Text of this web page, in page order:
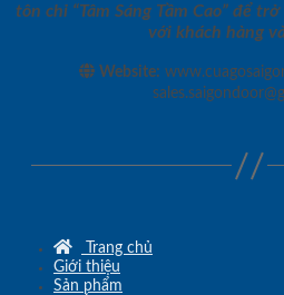
tôn chỉ “Tâm Sáng Tầm Cao” để
với khách hàng
Website:
Trang chủ
Giới thiệu
Sản phẩm